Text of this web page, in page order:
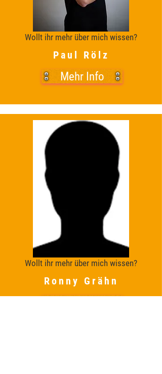
Wollt ihr mehr über mich wissen?
Paul Rölz
Mehr Info
Wollt ihr mehr über mich wissen?
Ronny Grähn